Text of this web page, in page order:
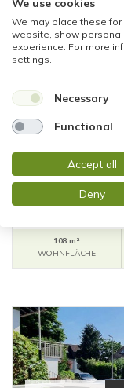
Frankfurt am
OSTPARK -
FERNBLICK
Etagenwohnung
108 m²
WOHNFLÄCHE
We may place these
website, show
experience. For more
settings.
Necessary
Functional
Accept all
Deny